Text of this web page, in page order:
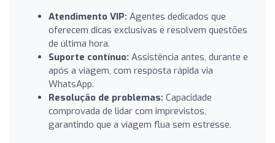
Atendimento VIP: Agentes dedicados que
oferecem dicas exclusivas e resolvem questões
de última hora.
Suporte contínuo: Assistência antes, durante e
após a viagem, com resposta rápida via
WhatsApp.
Resolução de problemas: Capacidade
comprovada de lidar com imprevistos,
garantindo que a viagem flua sem estresse.